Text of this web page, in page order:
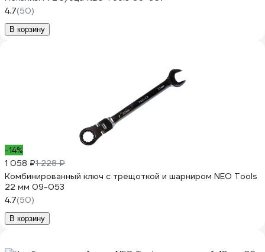
4.7(50)
В корзину
-14%
1 058 ₽1 228 ₽
Комбинированный ключ с трещоткой и шарниром NEO Tools
22 мм 09-053
4.7(50)
В корзину